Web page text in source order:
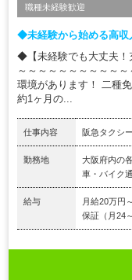
職種未経験歓迎
◆未経験から始める高
◆【未経験でも大丈夫！
～～～～～～～～～～
環境があります！ 二種
約1ヶ月の...
仕事内容 阪急タクシ
勤務地
大阪府内の
車・バイク
給与
月給20万円
保証（月24